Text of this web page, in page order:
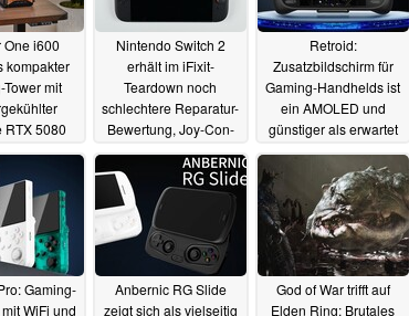
One i600
kompakter
Tower mit
RTX 5080
Nintendo Switch 2
erhält im iFixit-
Teardown noch
schlechtere Reparatur-
Bewertung, Joy-Con-
09.06.2025
Retroid:
Zusatzbildschirm für
Gaming-Handhelds ist
ein AMOLED und
günstiger als erwartet
09.06.2025
Gaming-
WiFi und
Anbernic RG Slide
zeigt sich als vielseitig
God of War trifft auf
Elden Ring: Brutales